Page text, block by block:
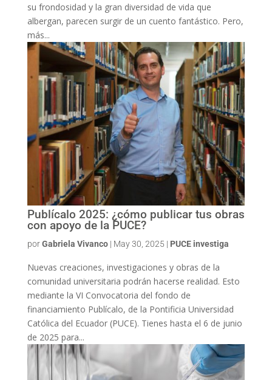
su frondosidad y la gran diversidad de vida que
albergan, parecen surgir de un cuento fantástico. Pero,
más...
Publícalo 2025: ¿cómo publicar tus obras
con apoyo de la PUCE?
porGabriela Vivanco| May 30, 2025 | PUCE investiga
Nuevas creaciones, investigaciones y obras de la
comunidad universitaria podrán hacerse realidad. Esto
mediante la VI Convocatoria del fondo de
financiamiento Publícalo, de la Pontificia Universidad
Católica del Ecuador (PUCE). Tienes hasta el 6 de junio
de 2025 para...